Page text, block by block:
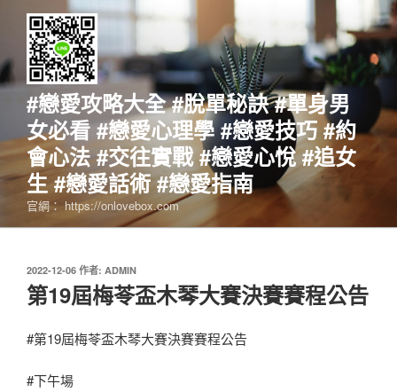
要
#戀愛攻略大全 #脫單秘訣 #單身男
女必看 #戀愛心理學 #戀愛技巧 #約
會心法 #交往實戰 #戀愛心悅 #追女
生 #戀愛話術 #戀愛指南
官網： https://onlovebox.com
發
佈
於
2022-12-06 作者: ADMIN
第19屆梅苓盃木琴大賽決賽賽程公告
#第19屆梅苓盃木琴大賽決賽賽程公告
#下午場